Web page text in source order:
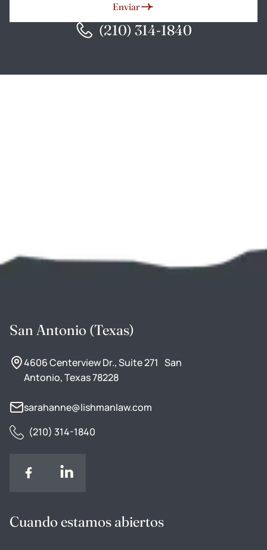
Enviar
(210) 314-1840
San Antonio (Texas)
4606 Centerview Dr., Suite 271 San
Antonio, Texas 78228
sarahanne@lishmanlaw.com
(210) 314-1840
Cuando estamos abiertos